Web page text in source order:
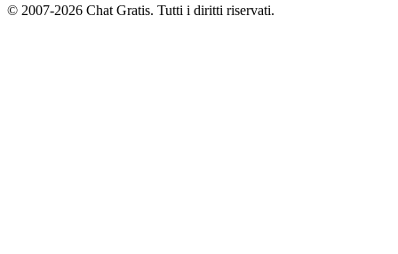
© 2007-2026 Chat Gratis. Tutti i diritti riservati.